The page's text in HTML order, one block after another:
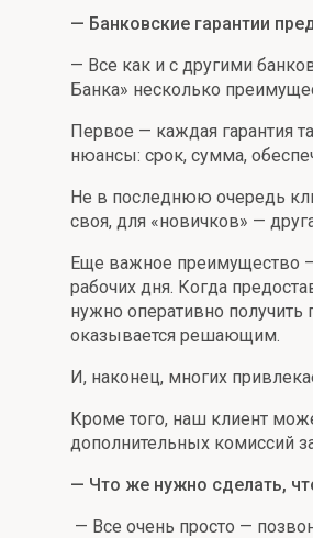
— Банковские гарантии
— Все как и с другими
Банка» несколько
Первое — каждая гарантия
нюансы: срок, сумма,
Не в последнюю очередь
своя, для «новичков» —
Еще важное преимущество —
рабочих дня. Когда
нужно оперативно получить
оказывается решающим.
И, наконец, многих
Кроме того, наш клиент
дополнительных комиссий
— Что же нужно сделать,
— Все очень просто —